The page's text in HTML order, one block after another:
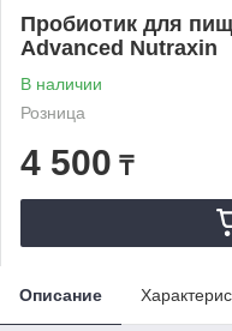
Пробиотик для
Advanced Nutraxin
В наличии
Розница
4 500 ₸
Описание